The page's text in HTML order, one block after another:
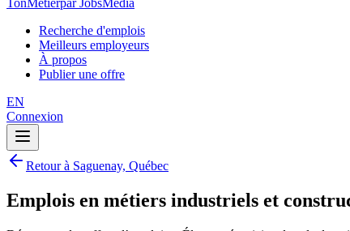
TonMétierpar JobsMedia
Recherche d'emplois
Meilleurs employeurs
À propos
Publier une offre
EN
Connexion
Retour à Saguenay, Québec
Emplois en métiers industriels et